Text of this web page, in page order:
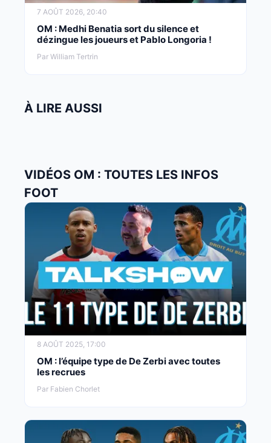
7 AOÛT 2026, 20:40
OM : Medhi Benatia sort du silence et
dézingue les joueurs et Pablo Longoria !
Par William Tertrin
À LIRE AUSSI
VIDÉOS OM : TOUTES LES INFOS
FOOT
8 AOÛT 2025, 17:00
OM : l’équipe type de De Zerbi avec toutes
les recrues
Par Fabien Chorlet